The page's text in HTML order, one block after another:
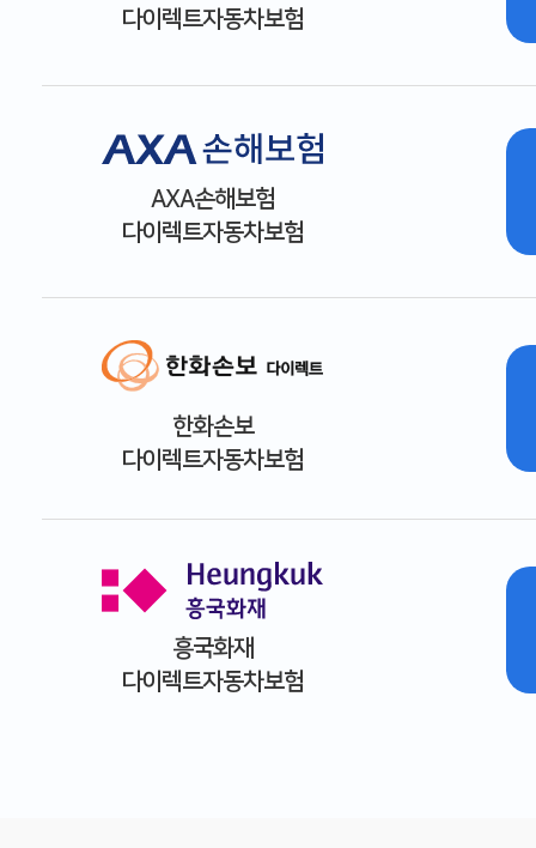
다이렉트자동차보험
AXA손해보험
다이렉트자동차보험
한화손보
다이렉트자동차보험
흥국화재
다이렉트자동차보험